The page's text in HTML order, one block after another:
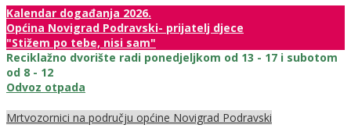
Kalendar događanja 2026.
Općina Novigrad Podravski- prijatelj djece
"Stižem po tebe, nisi sam"
Reciklažno dvorište radi ponedjeljkom od 13 - 17 i subotom
od 8 - 12
Odvoz otpada
Mrtvozornici na području općine Novigrad Podravski